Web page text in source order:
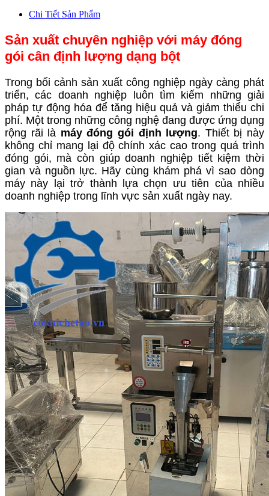
Chi Tiết Sản Phẩm
Sản xuất chuyên nghiệp với máy đóng
gói cân định lượng dạng bột
Trong bối cảnh sản xuất công nghiệp ngày càng phát
triển, các doanh nghiệp luôn tìm kiếm những giải
pháp tự động hóa để tăng hiệu quả và giảm thiểu chi
phí. Một trong những công nghệ đang được ứng dụng
rộng rãi là máy đóng gói định lượng. Thiết bị này
không chỉ mang lại độ chính xác cao trong quá trình
đóng gói, mà còn giúp doanh nghiệp tiết kiệm thời
gian và nguồn lực. Hãy cùng khám phá vì sao dòng
máy này lại trở thành lựa chọn ưu tiên của nhiều
doanh nghiệp trong lĩnh vực sản xuất ngày nay.